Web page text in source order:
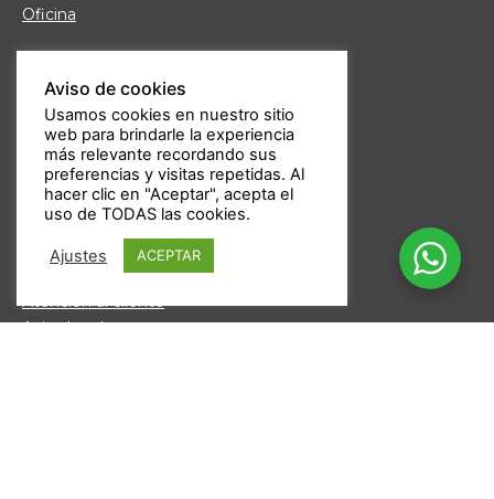
Oficina
Fábrica de Muebles
Nuestras tiendas
Trabaja con nosotros
Guía de compra
Formas de pago
Devoluciones
Garantía Daicar
Preguntas frecuentes
Atención al cliente
Aviso legal
Aviso de cookies
Usamos cookies en nuestro sitio
web para brindarle la experiencia
más relevante recordando sus
preferencias y visitas repetidas. Al
hacer clic en "Aceptar", acepta el
uso de TODAS las cookies.
Ajustes ACEPTAR